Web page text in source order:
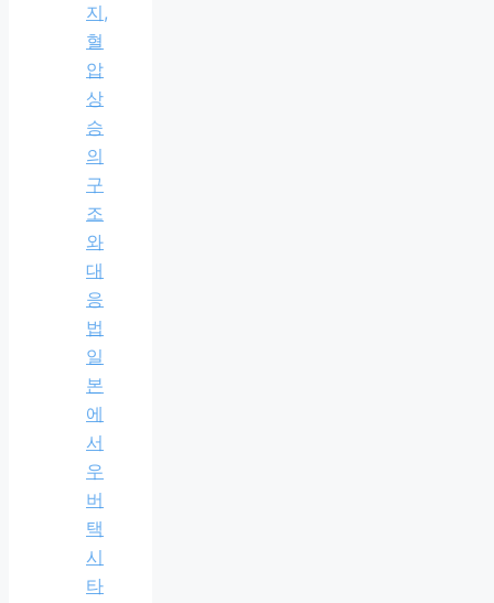
지,
혈
압
상
승
의
구
조
와
대
응
법
일
본
에
서
우
버
택
시
타